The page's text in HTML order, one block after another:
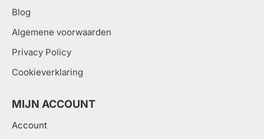
Blog
Algemene voorwaarden
Privacy Policy
Cookieverklaring
MIJN ACCOUNT
Account